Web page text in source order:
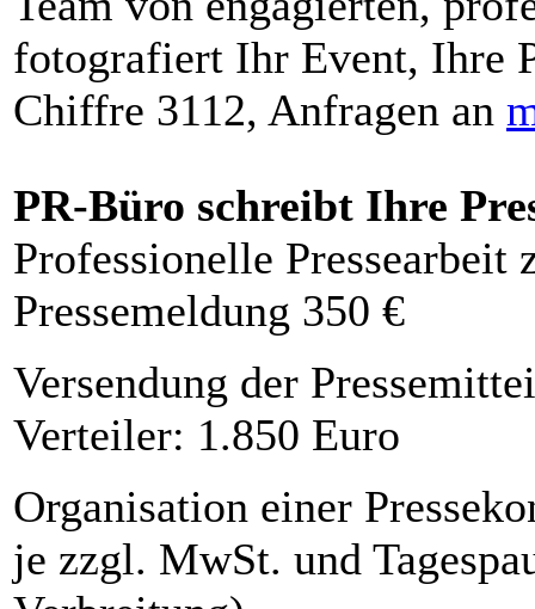
fotografiert Ihr Event, Ihre
Chiffre 3112, Anfragen an
PR-Büro schreibt Ihre
Professionelle Pressearbeit
Pressemeldung 350 €
Versendung der
Verteiler: 1.850 Euro
Organisation einer
je zzgl. MwSt. und